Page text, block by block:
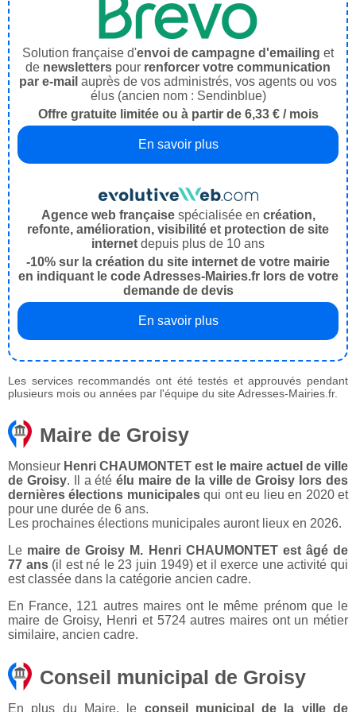
Solution française d'envoi de campagne d'emailing et
de newsletters pour renforcer votre communication
par e-mail auprès de vos administrés, vos agents ou vos
élus (ancien nom : Sendinblue)
Offre gratuite limitée ou à partir de 6,33 € / mois
En savoir plus
Agence web françaisespécialisée en création,
refonte, amélioration, visibilité et protection de site
internet depuis plus de 10 ans
-10% sur la création du site internet de votre mairie
en indiquant le code Adresses-Mairies.fr lors de votre
demande de devis
En savoir plus
Les services recommandés ont été testés et approuvés pendant
plusieurs mois ou années par l'équipe du site Adresses-Mairies.fr.
Maire de Groisy
Monsieur Henri CHAUMONTET est le maire actuel de ville
de Groisy. Il a étéélu maire de la ville de Groisy lors des
dernières élections municipalesqui ont eu lieu en 2020 et
pour une durée de 6 ans.
Les prochaines élections municipales auront lieux en 2026.
Le maire de Groisy M. Henri CHAUMONTET est âgé de
77 ans(il est né le 23 juin 1949) et il exerce une activité qui
est classée dans la catégorie ancien cadre.
En France, 121 autres maires ont le même prénom que le
maire de Groisy, Henri et 5724 autres maires ont un métier
similaire, ancien cadre.
Conseil municipal de Groisy
En plus du Maire, le conseil municipal de la ville de